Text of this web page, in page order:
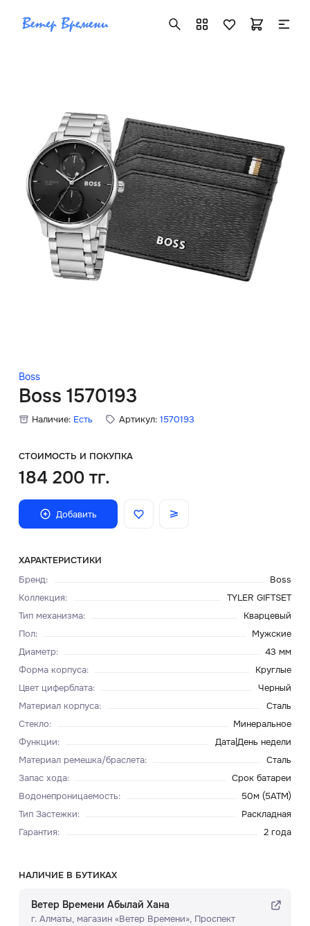
Boss
Boss 1570193
Наличие: Есть Артикул: 1570193
СТОИМОСТЬ И ПОКУПКА
184 200 тг.
Добавить
ХАРАКТЕРИСТИКИ
Бренд:
Boss
Коллекция:
TYLER GIFTSET
Тип механизма:
Кварцевый
Пол:
Мужские
Диаметр:
43 мм
Форма корпуса:
Круглые
Цвет циферблата:
Черный
Материал корпуса:
Сталь
Стекло:
Минеральное
Функции:
Дата|День недели
Материал ремешка/браслета:
Сталь
Запас хода:
Срок батареи
Водонепроницаемость:
50м (5ATM)
Тип Застежки:
Раскладная
Гарантия: 2 года
НАЛИЧИЕ В БУТИКАХ
Ветер Времени Абылай Хана
г. Алматы, ​магазин «Ветер Времени»​, Проспект
+7 ( 705 ) 181-42-50
info@vetervremeni.kz
Авторизация
Каталог
Главная
О нас